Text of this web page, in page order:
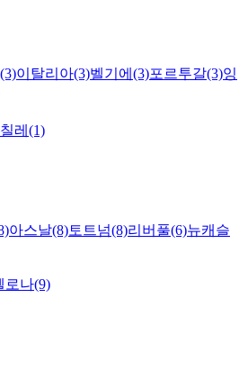
이탈리아(3)벨기에(3)포르투갈(3)잉
칠레(1)
아스날(8)토트넘(8)리버풀(6)뉴캐슬
로나(9)